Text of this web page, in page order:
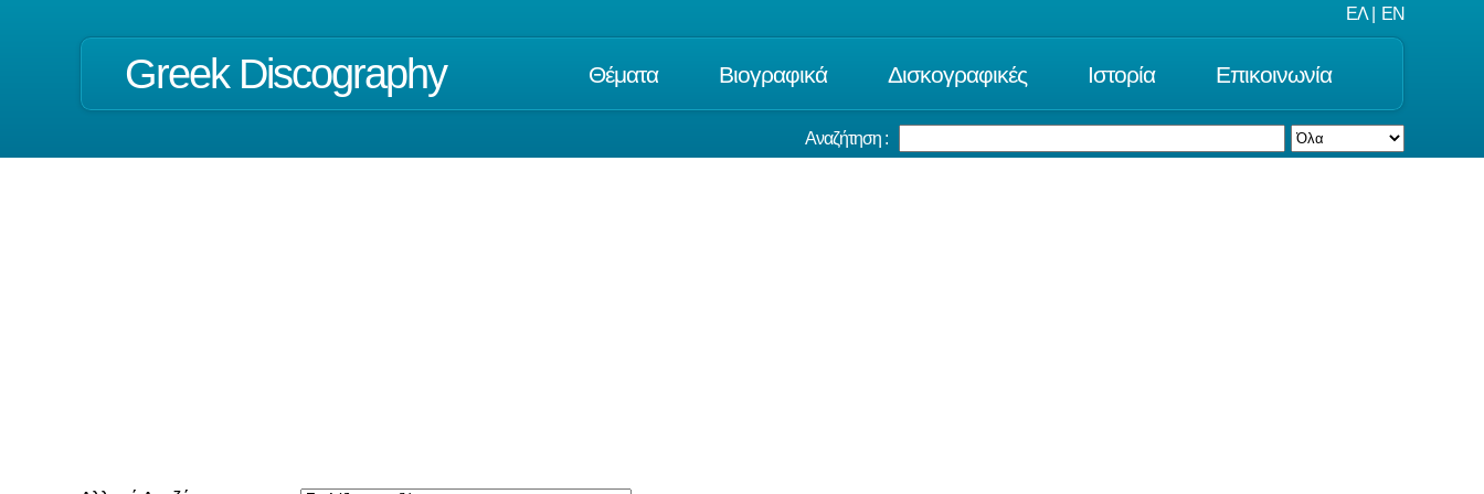
ΕΛ EN
Greek Discography Θέματα Βιογραφικά Δισκογραφικές Ιστορία Επικοινωνία
Αναζήτηση :